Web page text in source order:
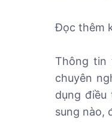
Đọc thêm
Thông tin
chuyên
dụng
sung nào,